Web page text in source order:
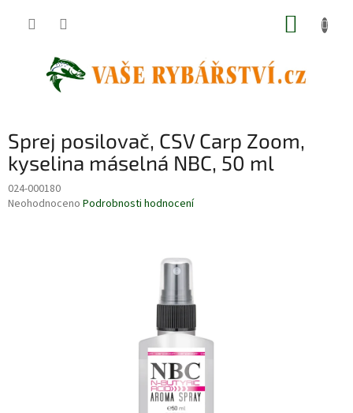
Sprej posilovač, CSV Carp Zoom,
kyselina máselná NBC, 50 ml
024-000180
Průměrné
Neohodnoceno Podrobnosti hodnocení